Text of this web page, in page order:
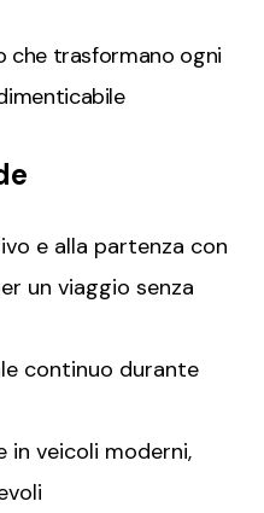
che trasformano ogni
e alla partenza con
un viaggio senza
continuo durante
in veicoli moderni,